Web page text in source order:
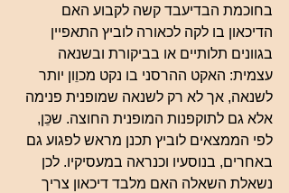
בחוכמת הבדיעבד קשה לקבוע האם
הדיכאון בו לקה לכאורה לוביץ התאפיין
בגוונים תלותיים או בביקורת ובשנאה
עצמית: האקט ההרסני בו נקט מכוֵון יותר
לשנאה, אך לא רק לשנאה שמופנית פנימה
אלא גם לתוקפנות המופנית החוצה. שכֵּן,
לפי הממצאים לוביץ תכנן מראש לפגוע גם
באחרים, בנוסעיו וכנראה במעסיקיו. לכן
נשאלת השאלה האם מלבד דיכאון צריך